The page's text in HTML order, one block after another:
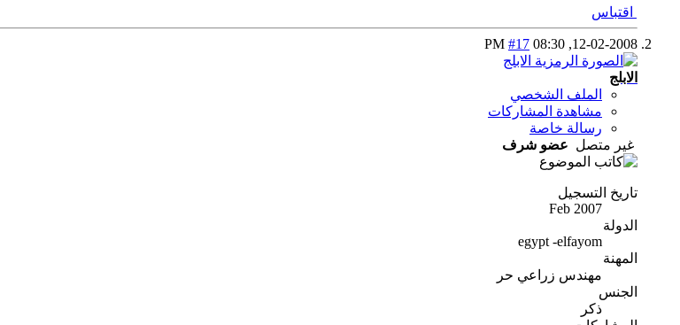
اقتباس
12-02-2008,
08:30 PM
#17
الابلج
الملف الشخصي
مشاهدة المشاركات
رسالة خاصة
غير متصل عضو شرف
تاريخ التسجيل
Feb 2007
الدولة
egypt -elfayom
المهنة
مهندس زراعي حر
الجنس
ذكر